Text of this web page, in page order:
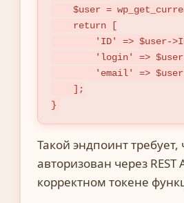
    $user = wp_get_current_user();
}
Такой эндпоинт
авторизован через
корректном токене